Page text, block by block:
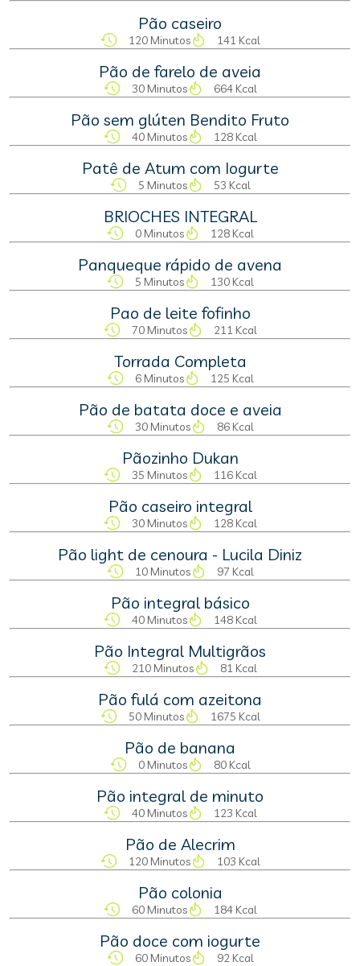
Pão caseiro
120 Minutos 141 Kcal
Pão de farelo de aveia
30 Minutos 664 Kcal
Pão sem glúten Bendito Fruto
40 Minutos 128 Kcal
Patê de Atum com Iogurte
5 Minutos 53 Kcal
BRIOCHES INTEGRAL
0 Minutos 128 Kcal
Panqueque rápido de avena
5 Minutos 130 Kcal
Pao de leite fofinho
70 Minutos 211 Kcal
Torrada Completa
6 Minutos 125 Kcal
Pão de batata doce e aveia
30 Minutos 86 Kcal
Pãozinho Dukan
35 Minutos 116 Kcal
Pão caseiro integral
30 Minutos 128 Kcal
Pão light de cenoura - Lucila Diniz
10 Minutos 97 Kcal
Pão integral básico
40 Minutos 148 Kcal
Pão Integral Multigrãos
210 Minutos 81 Kcal
Pão fulá com azeitona
50 Minutos 1675 Kcal
Pão de banana
0 Minutos 80 Kcal
Pão integral de minuto
40 Minutos 123 Kcal
Pão de Alecrim
120 Minutos 103 Kcal
Pão colonia
60 Minutos 184 Kcal
Pão doce com iogurte
60 Minutos 92 Kcal